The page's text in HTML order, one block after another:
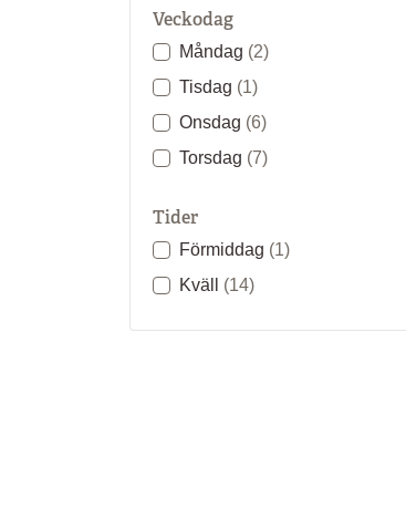
Veckodag
Måndag (2)
Tisdag (1)
Onsdag (6)
Torsdag (7)
Tider
Förmiddag (1)
Kväll (14)